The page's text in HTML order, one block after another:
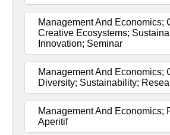
Management And Economics;
Creative Ecosystems;
Innovation; Seminar
Management And Economics;
Diversity; Sustainability;
Management And Economics;
Aperitif